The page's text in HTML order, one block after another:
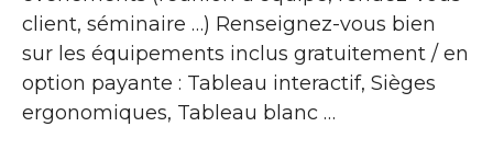
client, séminaire …) Renseignez-vous bien
sur les équipements inclus gratuitement / en
option payante : Tableau interactif, Sièges
ergonomiques, Tableau blanc …